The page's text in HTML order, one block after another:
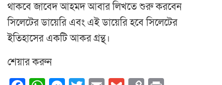
থাকবে জাবেদ আহমদ আবার লিখতে শুরু করবেন
সিলেটের ডায়েরি এবং এই ডায়েরি হবে সিলেটের
ইতিহাসের একটি আকর গ্রন্থ।
শেয়ার করুন